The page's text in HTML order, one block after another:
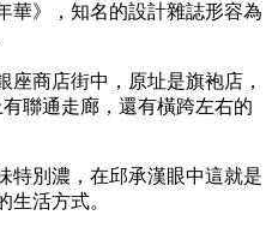
華》，知名的設計雜誌形容為
座商店街中，原址是旗袍店，
聯通走廊，還有橫跨左右的
特別濃，在邱承漢眼中這就是
生活方式。